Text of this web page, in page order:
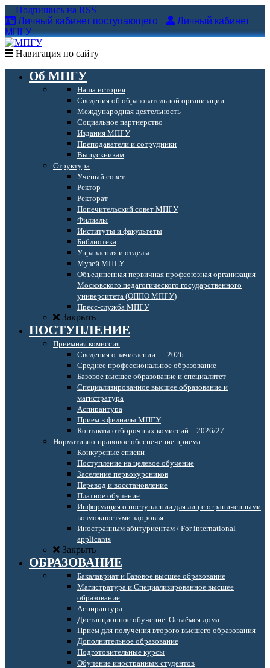
Подпишись на RSS
Личный кабинет поступающего
Личный кабинет
МПГУ
Навигация по сайту
Об МПГУ
Наша история
Сведения об образовательной организации
Международная деятельность
Социальное партнерство
Издания МПГУ
Преподаватели и сотрудники
Выпускникам
Структура
Ученый совет
Ректор
Ректорат
Попечительский совет МПГУ
Филиалы
Институты и факультеты
Библиотека
Управления и отделы
Музей МПГУ
Объединенная первичная профсоюзная организация
Московского педагогического государственного
университета (ОППО МПГУ)
Пресс-служба МПГУ
Закрыть
ПОСТУПЛЕНИЕ
Приемная комиссия
Сведения о зачислении — 2026
Среднее профессиональное образование
Базовое высшее образование и специалитет
Специализированное высшее образование и
магистратура
Аспирантура
Прием в филиалы МПГУ
Контакты отборочных комиссий – 2026/27
Нормативно-правовое обеспечение приема
Конкурсные списки
Поступление на целевое обучение
Заселение первокурсников
Перевод и восстановление
Платное обучение
Информация о поступлении для лиц с ограниченными
возможностями здоровья
Иностранным абитуриентам / For international
applicants
Закрыть
ОБРАЗОВАНИЕ
Бакалавриат и Базовое высшее образование
Магистратура и Специализированное высшее
образование
Аспирантура
Дистанционное обучение. Остаёмся дома
Прием для получения второго высшего образования
Дополнительное образование
Подготовительные курсы
Обучение иностранных студентов